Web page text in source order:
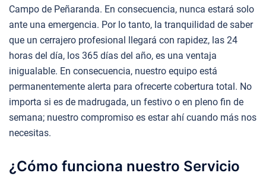
Campo de Peñaranda. En consecuencia, nunca estará solo
ante una emergencia. Por lo tanto, la tranquilidad de saber
que un cerrajero profesional llegará con rapidez, las 24
horas del día, los 365 días del año, es una ventaja
inigualable. En consecuencia, nuestro equipo está
permanentemente alerta para ofrecerte cobertura total. No
importa si es de madrugada, un festivo o en pleno fin de
semana; nuestro compromiso es estar ahí cuando más nos
necesitas.
¿Cómo funciona nuestro Servicio